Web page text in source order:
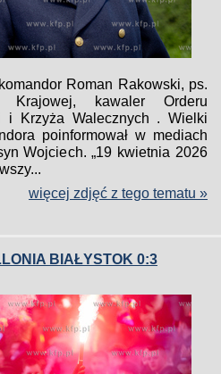
Roman Rakowski, ps.
Krajowej, kawaler Orderu
i Krzyża Walecznych . Wielki
poinformował w mediach
Wojciech. „19 kwietnia 2026
więcej zdjęć z tego tematu »
BIAŁYSTOK 0:3